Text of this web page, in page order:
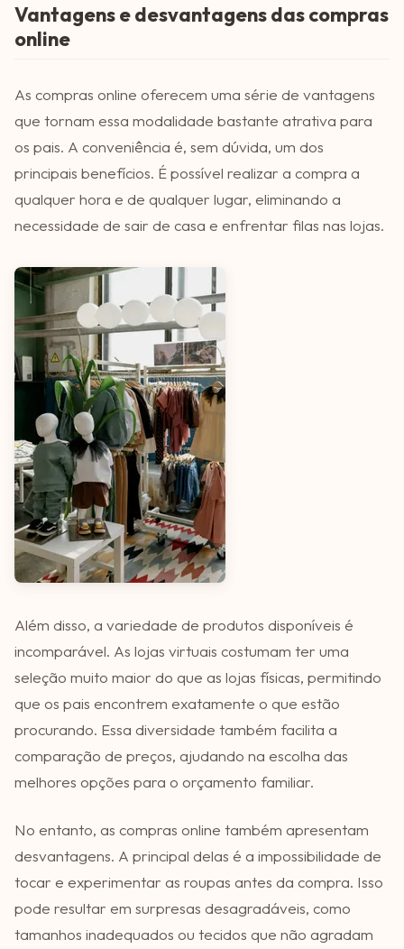
Vantagens e desvantagens das compras
online
As compras online oferecem uma série de vantagens
que tornam essa modalidade bastante atrativa para
os pais. A conveniência é, sem dúvida, um dos
principais benefícios. É possível realizar a compra a
qualquer hora e de qualquer lugar, eliminando a
necessidade de sair de casa e enfrentar filas nas lojas.
Além disso, a variedade de produtos disponíveis é
incomparável. As lojas virtuais costumam ter uma
seleção muito maior do que as lojas físicas, permitindo
que os pais encontrem exatamente o que estão
procurando. Essa diversidade também facilita a
comparação de preços, ajudando na escolha das
melhores opções para o orçamento familiar.
No entanto, as compras online também apresentam
desvantagens. A principal delas é a impossibilidade de
tocar e experimentar as roupas antes da compra. Isso
pode resultar em surpresas desagradáveis, como
tamanhos inadequados ou tecidos que não agradam